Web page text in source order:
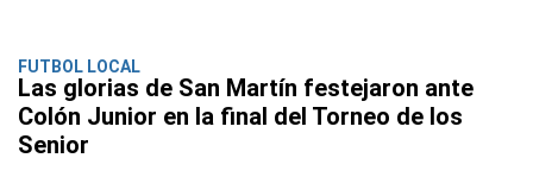
FUTBOL LOCAL
Las glorias de San Martín festejaron ante
Colón Junior en la final del Torneo de los
Senior